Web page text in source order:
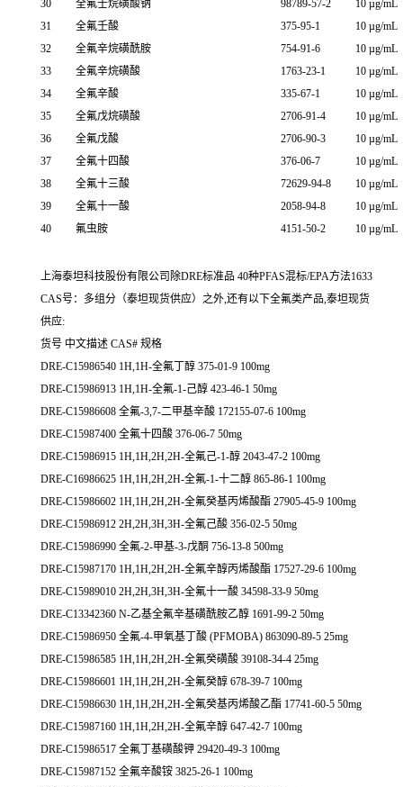
30 全氟壬烷磺酸钠 98789-57-2
10 µg/mL
31
全氟壬酸 375-95-1
10 µg/mL
32
全氟辛烷磺酰胺 754-91-6
10 µg/mL
33
全氟辛烷磺酸 1763-23-1
10 µg/mL
34
全氟辛酸 335-67-1
10 µg/mL
35
全氟戊烷磺酸 2706-91-4
10 µg/mL
36
全氟戊酸 2706-90-3
10 µg/mL
37
全氟十四酸 376-06-7
10 µg/mL
38
全氟十三酸 72629-94-8
10 µg/mL
39
全氟十一酸 2058-94-8
10 µg/mL
40
氟虫胺 4151-50-2 10 µg/mL
上海泰坦科技股份有限公司除DRE标准品 40种PFAS混标/EPA方法1633
CAS号：多组分（泰坦现货供应）之外,还有以下全氟类产品,泰坦现货
供应:
货号 中文描述 CAS# 规格
DRE-C15986540 1H,1H-全氟丁醇 375-01-9 100mg
DRE-C15986913 1H,1H-全氟-1-己醇 423-46-1 50mg
DRE-C15986608 全氟-3,7-二甲基辛酸 172155-07-6 100mg
DRE-C15987400 全氟十四酸 376-06-7 50mg
DRE-C15986915 1H,1H,2H,2H-全氟己-1-醇 2043-47-2 100mg
DRE-C16986625 1H,1H,2H,2H-全氟-1-十二醇 865-86-1 100mg
DRE-C15986602 1H,1H,2H,2H-全氟癸基丙烯酸酯 27905-45-9 100mg
DRE-C15986912 2H,2H,3H,3H-全氟己酸 356-02-5 50mg
DRE-C15986990 全氟-2-甲基-3-戊酮 756-13-8 500mg
DRE-C15987170 1H,1H,2H,2H-全氟辛醇丙烯酸酯 17527-29-6 100mg
DRE-C15989010 2H,2H,3H,3H-全氟十一酸 34598-33-9 50mg
DRE-C13342360 N-乙基全氟辛基磺酰胺乙醇 1691-99-2 50mg
DRE-C15986950 全氟-4-甲氧基丁酸 (PFMOBA) 863090-89-5 25mg
DRE-C15986585 1H,1H,2H,2H-全氟癸磺酸 39108-34-4 25mg
DRE-C15986601 1H,1H,2H,2H-全氟癸醇 678-39-7 100mg
DRE-C15986630 1H,1H,2H,2H-全氟癸基丙烯酸乙酯 17741-60-5 50mg
DRE-C15987160 1H,1H,2H,2H-全氟辛醇 647-42-7 100mg
DRE-C15986517 全氟丁基磺酸钾 29420-49-3 100mg
DRE-C15987152 全氟辛酸铵 3825-26-1 100mg